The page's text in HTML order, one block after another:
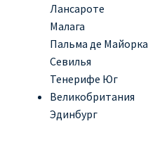
Лансароте
Малага
Пальма де Майорка
Севилья
Тенерифе Юг
Великобритания
Эдинбург